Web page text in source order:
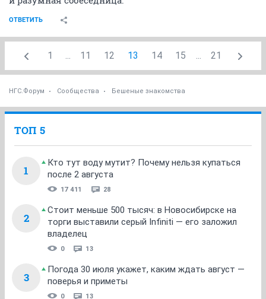
ОТВЕТИТЬ
1 ... 11 12 13 14 15 ... 21
НГС.Форум Сообщества Бешеные знакомства
ТОП 5
1
Кто тут воду мутит? Почему нельзя купаться
после 2 августа
17 411 28
2
Стоит меньше 500 тысяч: в Новосибирске на
торги выставили серый Infiniti — его заложил
владелец
0 13
3
Погода 30 июля укажет, каким ждать август —
поверья и приметы
0 13